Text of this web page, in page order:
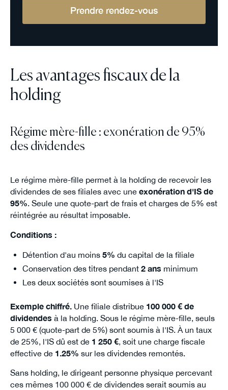
Prendre rendez-vous
Les avantages fiscaux de la
holding
Régime mère-fille : exonération de 95%
des dividendes
Le régime mère-fille permet à la holding de recevoir les
dividendes de ses filiales avec une exonération d'IS de
95%. Seule une quote-part de frais et charges de 5% est
réintégrée au résultat imposable.
Conditions :
Détention d'au moins 5% du capital de la filiale
Conservation des titres pendant 2 ans minimum
Les deux sociétés sont soumises à l'IS
Exemple chiffré.Une filiale distribue 100 000 € de
dividendes à la holding. Sous le régime mère-fille, seuls
5 000 € (quote-part de 5%) sont soumis à l'IS. À un taux
de 25%, l'IS dû est de 1 250 €, soit une charge fiscale
effective de 1.25% sur les dividendes remontés.
Sans holding, le dirigeant personne physique percevant
ces mêmes 100 000 € de dividendes serait soumis au